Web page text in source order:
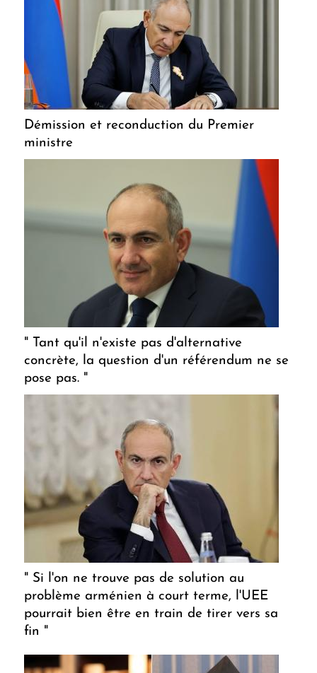
Démission et reconduction du Premier
ministre
" Tant qu'il n'existe pas d'alternative
concrète, la question d'un référendum ne se
pose pas. "
" Si l'on ne trouve pas de solution au
problème arménien à court terme, l'UEE
pourrait bien être en train de tirer vers sa
fin "